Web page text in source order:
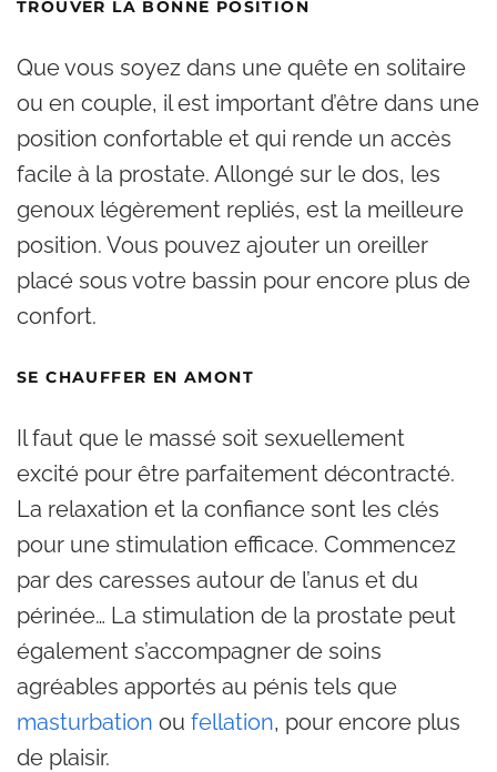
TROUVER LA BONNE POSITION
Que vous soyez dans une quête en solitaire
ou en couple, il est important d’être dans une
position confortable et qui rende un accès
facile à la prostate. Allongé sur le dos, les
genoux légèrement repliés, est la meilleure
position. Vous pouvez ajouter un oreiller
placé sous votre bassin pour encore plus de
confort.
SE CHAUFFER EN AMONT
Il faut que le massé soit sexuellement
excité pour être parfaitement décontracté.
La relaxation et la confiance sont les clés
pour une stimulation efficace. Commencez
par des caresses autour de l’anus et du
périnée… La stimulation de la prostate peut
également s’accompagner de soins
agréables apportés au pénis tels que
masturbation ou fellation, pour encore plus
de plaisir.